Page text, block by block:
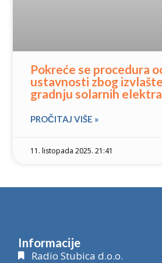
Pokreće se procedura
ustavnosti zbog
gradnju solarnih
PROČITAJ VIŠE »
11. listopada 2025. 21:41
Informacije
Radio Stubica d.o.o.